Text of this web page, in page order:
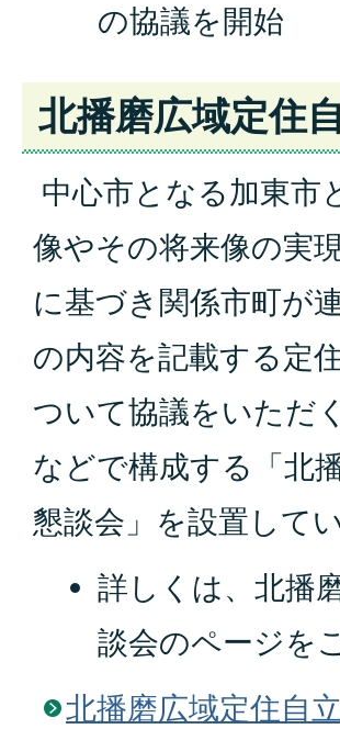
の協議を開始
北播磨広域定住
中心市となる加東市
像やその将来像の実
に基づき関係市町が
の内容を記載する定
ついて協議をいただ
などで構成する「北
懇談会」を設置してい
詳しくは、北播
談会のページを
北播磨広域定住自